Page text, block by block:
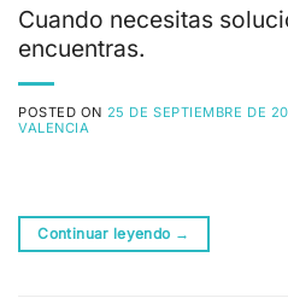
Cuando necesitas
encuentras.
POSTED ON 25 DE SEPTIEMBRE DE
VALENCIA
Continuar leyendo →